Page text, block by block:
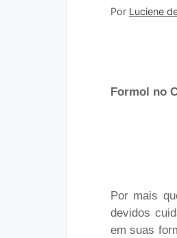
Por Luciene
Formol no
Por mais
devidos
em suas